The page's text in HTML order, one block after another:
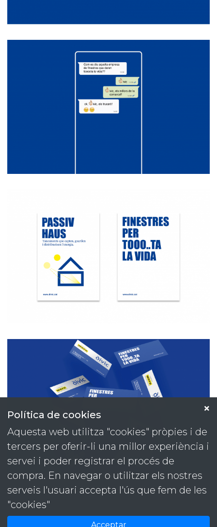
Política de cookies
Aquesta web utilitza "cookies" pròpies i de
tercers per oferir-li una millor experiència i
servei i poder registrar el procés de
compra. En navegar o utilitzar els nostres
serveis l'usuari accepta l'ús que fem de les
"cookies"
Acceptar
Projectes
Serveis
Contacta
versus@versuscomunicacio.com